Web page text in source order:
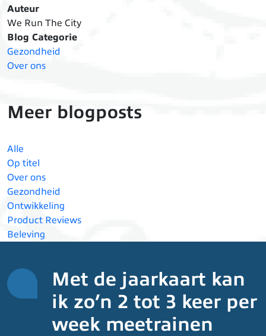
Auteur
We Run The City
Blog Categorie
Gezondheid
Over ons
Meer blogposts
Alle
Op titel
Over ons
Gezondheid
Ontwikkeling
Product Reviews
Beleving
Met de jaarkaart kan
ik zo’n 2 tot 3 keer per
week meetrainen